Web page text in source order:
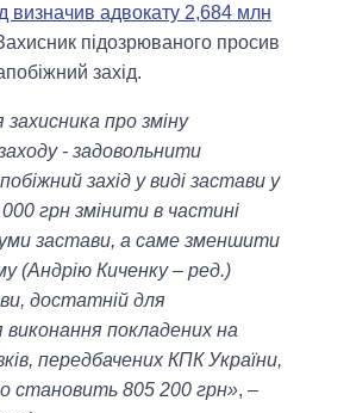
визначив адвокату 2,684 млн
підозрюваного просив
захід.
про зміну
- задовольнити
захід у виді застави у
000 грн змінити в частині
застави, а саме зменшити
(Андрію Киченку – ред.)
достатній для
виконання покладених на
передбачених КПК України,
становить 805 200 грн», –